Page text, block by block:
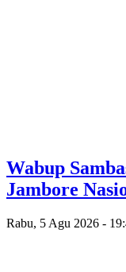
Wabup
Jambore
Rabu, 5 Agu 2026 -